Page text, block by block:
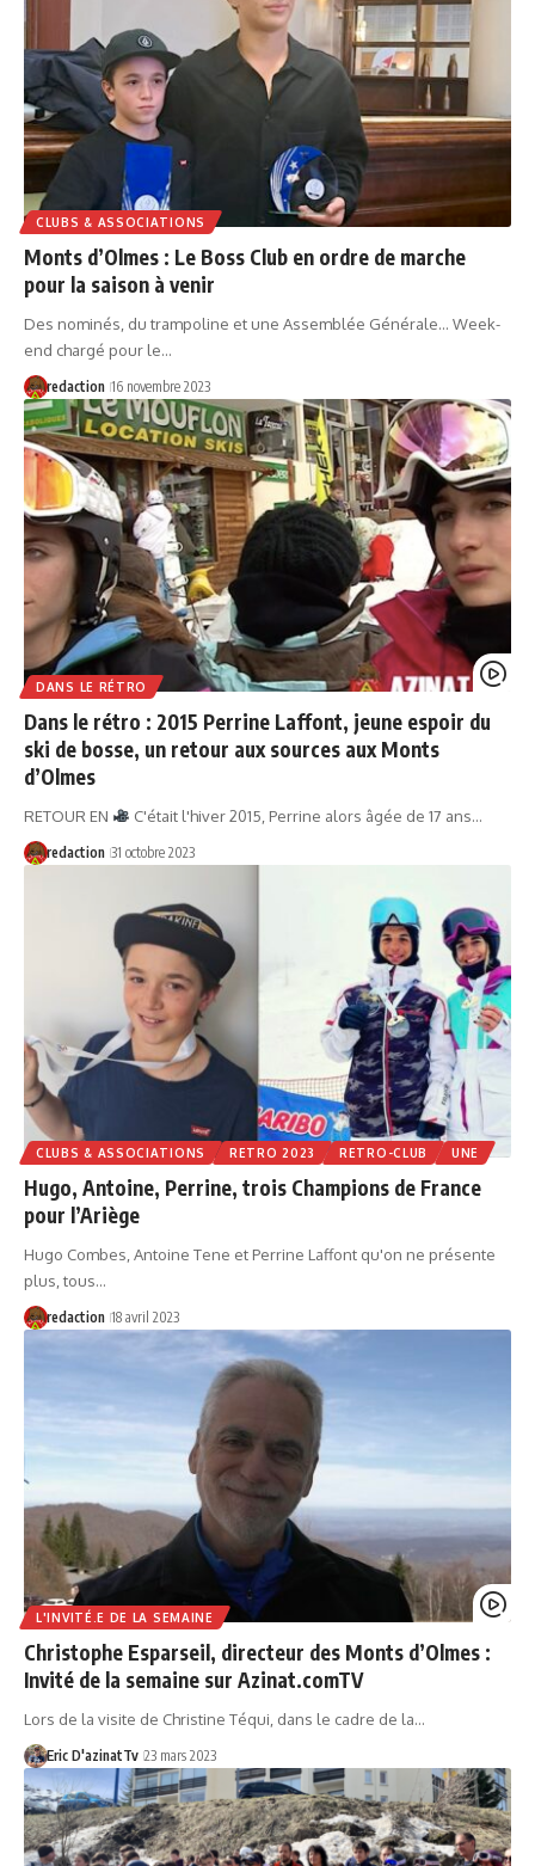
CLUBS & ASSOCIATIONS
Monts d’Olmes : Le Boss Club en ordre de marche
pour la saison à venir
Des nominés, du trampoline et une Assemblée Générale… Week-
end chargé pour le…
redaction 16 novembre 2023
DANS LE RÉTRO
Dans le rétro : 2015 Perrine Laffont, jeune espoir du
ski de bosse, un retour aux sources aux Monts
d’Olmes
RETOUR EN C'était l'hiver 2015, Perrine alors âgée de 17 ans…
redaction 31 octobre 2023
CLUBS & ASSOCIATIONS RETRO 2023 RETRO-CLUB UNE
Hugo, Antoine, Perrine, trois Champions de France
pour l’Ariège
Hugo Combes, Antoine Tene et Perrine Laffont qu'on ne présente
plus, tous…
redaction 18 avril 2023
L'INVITÉ.E DE LA SEMAINE
Christophe Esparseil, directeur des Monts d’Olmes :
Invité de la semaine sur Azinat.comTV
Lors de la visite de Christine Téqui, dans le cadre de la…
Eric D'azinatTv 23 mars 2023